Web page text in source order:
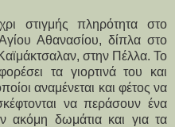
στιγμής πληρότητα στο
Αθανασίου, δίπλα στο
στην Πέλλα. Το
τα γιορτινά του και
αναμένεται και φέτος να
να περάσουν ένα
ακόμη δωμάτια και για τα